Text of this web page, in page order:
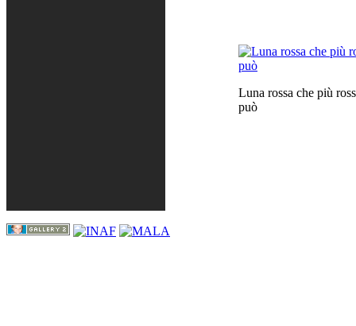
Luna rossa che più
può